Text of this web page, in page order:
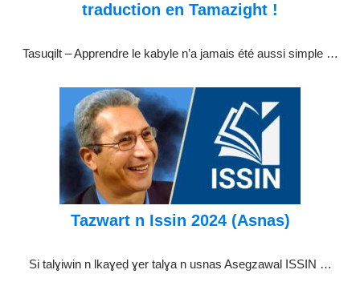
traduction en Tamazight !
Tasuqilt – Apprendre le kabyle n’a jamais été aussi simple …
Tazwart n Issin 2024 (Asnas)
Si talɣiwin n lkaɣeḍ ɣer talɣa n usnas Asegzawal ISSIN …